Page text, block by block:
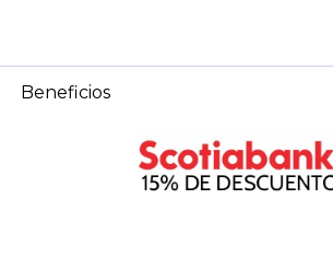
Beneficios